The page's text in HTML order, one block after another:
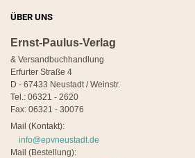
ÜBER UNS
Ernst-Paulus-Verlag
& Versandbuchhandlung
Erfurter Straße 4
D - 67433 Neustadt / Weinstr.
Tel.: 06321 - 2620
Fax: 06321 - 30076
Mail (Kontakt):
info@epvneustadt.de
Mail (Bestellung):